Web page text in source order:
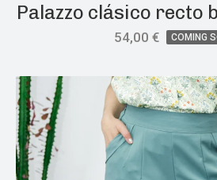
Palazzo clásico recto
54,00 € COMING